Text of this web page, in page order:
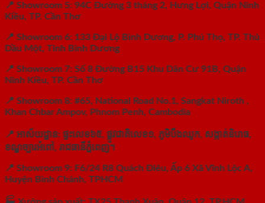
📍 Showroom 5: 94C Đường 3 tháng 2, Hưng Lợi, Quận Ninh
Kiều, TP. Cần Thơ
📍 Showroom 6: 133 Đại Lộ Bình Dương, P. Phú Thọ, TP. Thủ
Dầu Một, Tỉnh Bình Dương
📍 Showroom 7: Số 8 Đường B15 Khu Dân Cư 91B, Quận
Ninh Kiều, TP. Cần Thơ
📍 Showroom 8: #65, National Road No.1, Sangkat Niroth ,
Khan Chbar Ampov, Phnom Penh, Cambodia
📍 អាស័យដ្ឋាន: ផ្ទះលេខ៦៥, ផ្លូវជាតិលេខ១, ភូមិបឹងឈូក, សង្កាត់និរោធ,
ខណ្ឌច្បារអំពៅ, រាជធានីភ្នំពេញ។
📍 Showroom 9: F6/24 R8 Quách Điêu, Ấp 6 Xã Vĩnh Lộc A,
Huyện Bình Chánh, TPHCM